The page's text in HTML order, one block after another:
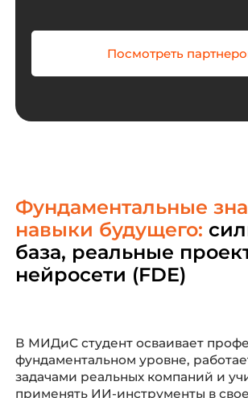
Посмотреть
Фундаментальные
навыки будущего:
база, реальные
нейросети (FDE)
В МИДиС студент осваивает
фундаментальном уровне,
задачами реальных компаний и
применять ИИ-инструменты в